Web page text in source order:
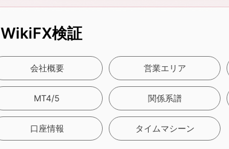
WikiFX検証
会社概要 営業エリア
MT4/5 関係系譜
口座情報 タイムマシーン